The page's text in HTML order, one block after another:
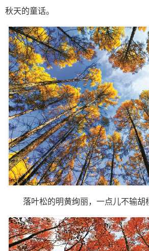
秋天的童话。
落叶松的明黄绚丽，一点儿不输胡